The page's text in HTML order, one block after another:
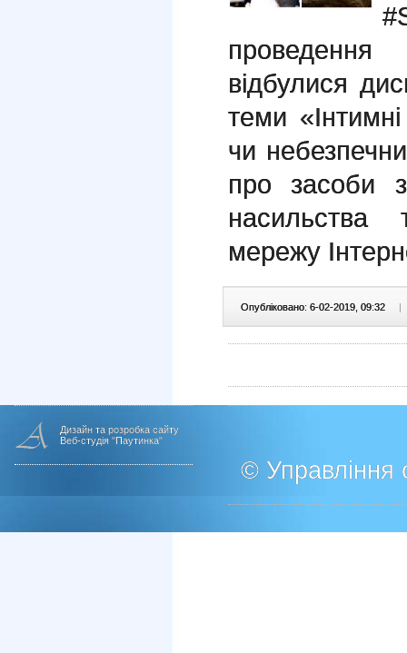
відбулися
теми
чи
про засоби
насильства
мережу
Опубліковано: 6-02-2019, 09:32 |
Дизайн та розробка сайту
Веб-студія "Паутинка"
© Управління